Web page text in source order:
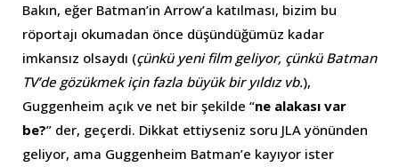
Bakın, eğer Batman’in Arrow’a katılması, bizim bu
röportajı okumadan önce düşündüğümüz kadar
imkansız olsaydı (çünkü yeni film geliyor, çünkü Batman
TV’de gözükmek için fazla büyük bir yıldız vb.),
Guggenheim açık ve net bir şekilde “ne alakası var
be?” der, geçerdi. Dikkat ettiyseniz soru JLA yönünden
geliyor, ama Guggenheim Batman’e kayıyor ister